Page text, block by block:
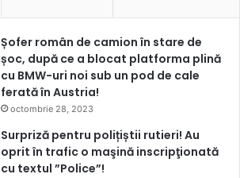
Șofer român de camion în stare de
șoc, după ce a blocat platforma plină
cu BMW-uri noi sub un pod de cale
ferată în Austria!
octombrie 28, 2023
Surpriză pentru polițiștii rutieri! Au
oprit în trafic o maşină inscripţionată
cu textul ”Police”!